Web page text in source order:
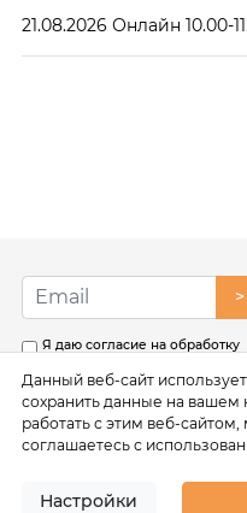
21.08.2026 Онлайн 10.00-
>
Я даю согласие на обработку
соответствии с условиями
Политики обработки
персональных данных
Данный веб-сайт
сохранить данные на
работать с этим веб-
соглашаетесь с
Настройки